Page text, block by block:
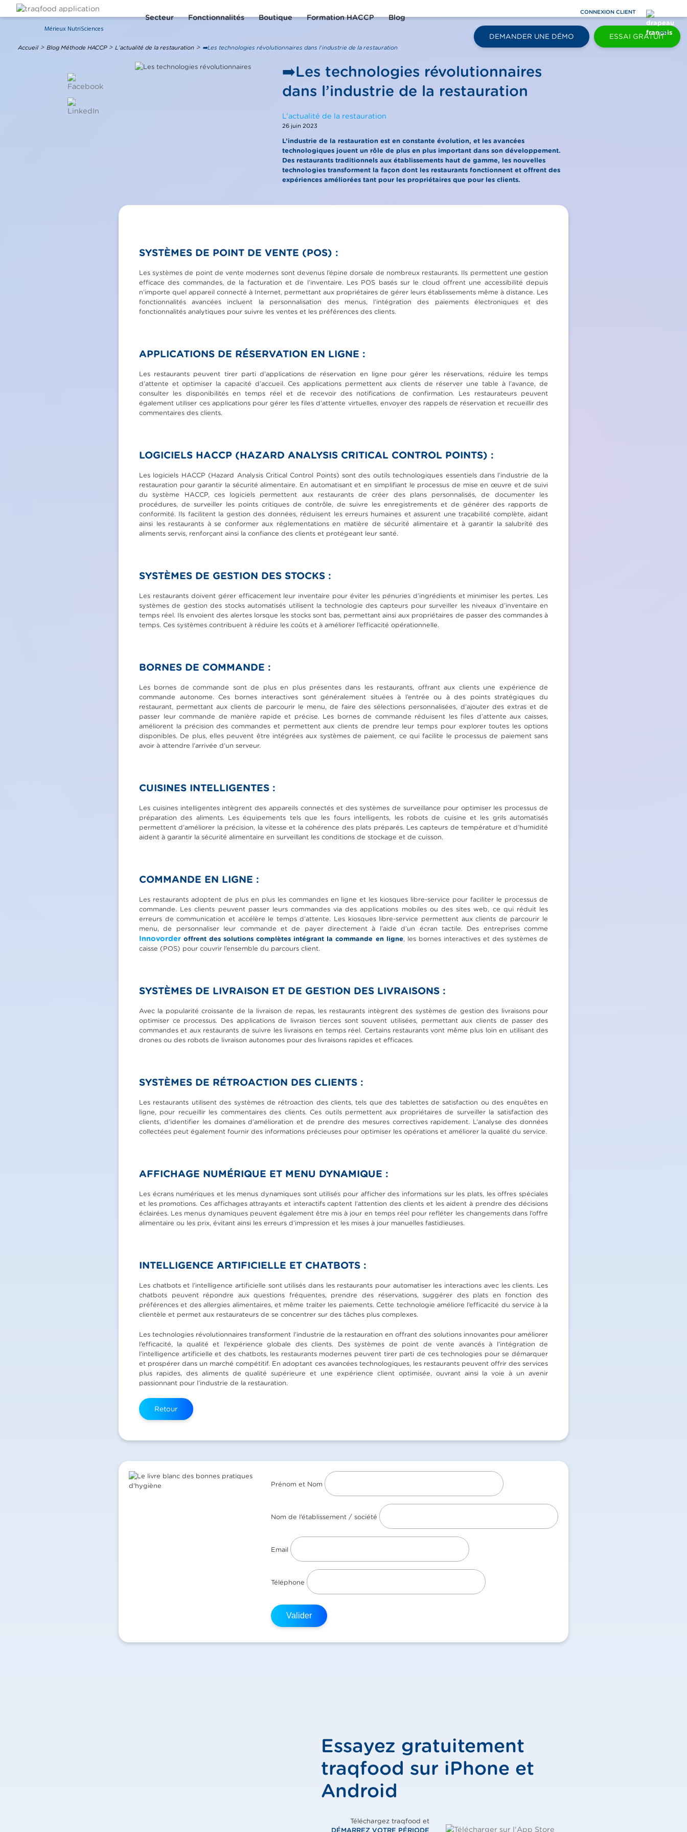
Mérieux NutriSciences
CONNEXION CLIENT
FR
DEMANDER UNE DÉMO ESSAI GRATUIT
Secteur Fonctionnalités Boutique Formation HACCP Blog
Accueil> Blog Méthode HACCP> L’actualité de la restauration > ➡️Les technologies révolutionnaires dans l’industrie de la restauration
➡️Les technologies révolutionnaires
dans l’industrie de la restauration
L’actualité de la restauration
26 juin 2023
L’industrie de la restauration est en constante évolution, et les avancées
technologiques jouent un rôle de plus en plus important dans son développement.
Des restaurants traditionnels aux établissements haut de gamme, les nouvelles
technologies transforment la façon dont les restaurants fonctionnent et offrent des
expériences améliorées tant pour les propriétaires que pour les clients.
SYSTÈMES DE POINT DE VENTE (POS) :
Les systèmes de point de vente modernes sont devenus l’épine dorsale de nombreux restaurants. Ils permettent une gestion
efficace des commandes, de la facturation et de l’inventaire. Les POS basés sur le cloud offrent une accessibilité depuis
n’importe quel appareil connecté à Internet, permettant aux propriétaires de gérer leurs établissements même à distance. Les
fonctionnalités avancées incluent la personnalisation des menus, l’intégration des paiements électroniques et des
fonctionnalités analytiques pour suivre les ventes et les préférences des clients.
APPLICATIONS DE RÉSERVATION EN LIGNE :
Les restaurants peuvent tirer parti d’applications de réservation en ligne pour gérer les réservations, réduire les temps
d’attente et optimiser la capacité d’accueil. Ces applications permettent aux clients de réserver une table à l’avance, de
consulter les disponibilités en temps réel et de recevoir des notifications de confirmation. Les restaurateurs peuvent
également utiliser ces applications pour gérer les files d’attente virtuelles, envoyer des rappels de réservation et recueillir des
commentaires des clients.
LOGICIELS HACCP (HAZARD ANALYSIS CRITICAL CONTROL POINTS) :
Les logiciels HACCP (Hazard Analysis Critical Control Points) sont des outils technologiques essentiels dans l’industrie de la
restauration pour garantir la sécurité alimentaire. En automatisant et en simplifiant le processus de mise en œuvre et de suivi
du système HACCP, ces logiciels permettent aux restaurants de créer des plans personnalisés, de documenter les
procédures, de surveiller les points critiques de contrôle, de suivre les enregistrements et de générer des rapports de
conformité. Ils facilitent la gestion des données, réduisent les erreurs humaines et assurent une traçabilité complète, aidant
ainsi les restaurants à se conformer aux réglementations en matière de sécurité alimentaire et à garantir la salubrité des
aliments servis, renforçant ainsi la confiance des clients et protégeant leur santé.
SYSTÈMES DE GESTION DES STOCKS :
Les restaurants doivent gérer efficacement leur inventaire pour éviter les pénuries d’ingrédients et minimiser les pertes. Les
systèmes de gestion des stocks automatisés utilisent la technologie des capteurs pour surveiller les niveaux d’inventaire en
temps réel. Ils envoient des alertes lorsque les stocks sont bas, permettant ainsi aux propriétaires de passer des commandes à
temps. Ces systèmes contribuent à réduire les coûts et à améliorer l’efficacité opérationnelle.
BORNES DE COMMANDE :
Les bornes de commande sont de plus en plus présentes dans les restaurants, offrant aux clients une expérience de
commande autonome. Ces bornes interactives sont généralement situées à l’entrée ou à des points stratégiques du
restaurant, permettant aux clients de parcourir le menu, de faire des sélections personnalisées, d’ajouter des extras et de
passer leur commande de manière rapide et précise. Les bornes de commande réduisent les files d’attente aux caisses,
améliorent la précision des commandes et permettent aux clients de prendre leur temps pour explorer toutes les options
disponibles. De plus, elles peuvent être intégrées aux systèmes de paiement, ce qui facilite le processus de paiement sans
avoir à attendre l’arrivée d’un serveur.
CUISINES INTELLIGENTES :
Les cuisines intelligentes intègrent des appareils connectés et des systèmes de surveillance pour optimiser les processus de
préparation des aliments. Les équipements tels que les fours intelligents, les robots de cuisine et les grils automatisés
permettent d’améliorer la précision, la vitesse et la cohérence des plats préparés. Les capteurs de température et d’humidité
aident à garantir la sécurité alimentaire en surveillant les conditions de stockage et de cuisson.
COMMANDE EN LIGNE :
Les restaurants adoptent de plus en plus les commandes en ligne et les kiosques libre-service pour faciliter le processus de
commande. Les clients peuvent passer leurs commandes via des applications mobiles ou des sites web, ce qui réduit les
erreurs de communication et accélère le temps d’attente. Les kiosques libre-service permettent aux clients de parcourir le
menu, de personnaliser leur commande et de payer directement à l’aide d’un écran tactile. Des entreprises comme
Innovorder offrent des solutions complètes intégrant la commande en ligne, les bornes interactives et des systèmes de
caisse (POS) pour couvrir l’ensemble du parcours client.
SYSTÈMES DE LIVRAISON ET DE GESTION DES LIVRAISONS :
Avec la popularité croissante de la livraison de repas, les restaurants intègrent des systèmes de gestion des livraisons pour
optimiser ce processus. Des applications de livraison tierces sont souvent utilisées, permettant aux clients de passer des
commandes et aux restaurants de suivre les livraisons en temps réel. Certains restaurants vont même plus loin en utilisant des
drones ou des robots de livraison autonomes pour des livraisons rapides et efficaces.
SYSTÈMES DE RÉTROACTION DES CLIENTS :
Les restaurants utilisent des systèmes de rétroaction des clients, tels que des tablettes de satisfaction ou des enquêtes en
ligne, pour recueillir les commentaires des clients. Ces outils permettent aux propriétaires de surveiller la satisfaction des
clients, d’identifier les domaines d’amélioration et de prendre des mesures correctives rapidement. L’analyse des données
collectées peut également fournir des informations précieuses pour optimiser les opérations et améliorer la qualité du service.
AFFICHAGE NUMÉRIQUE ET MENU DYNAMIQUE :
Les écrans numériques et les menus dynamiques sont utilisés pour afficher des informations sur les plats, les offres spéciales
et les promotions. Ces affichages attrayants et interactifs captent l’attention des clients et les aident à prendre des décisions
éclairées. Les menus dynamiques peuvent également être mis à jour en temps réel pour refléter les changements dans l’offre
alimentaire ou les prix, évitant ainsi les erreurs d’impression et les mises à jour manuelles fastidieuses.
INTELLIGENCE ARTIFICIELLE ET CHATBOTS :
Les chatbots et l’intelligence artificielle sont utilisés dans les restaurants pour automatiser les interactions avec les clients. Les
chatbots peuvent répondre aux questions fréquentes, prendre des réservations, suggérer des plats en fonction des
préférences et des allergies alimentaires, et même traiter les paiements. Cette technologie améliore l’efficacité du service à la
clientèle et permet aux restaurateurs de se concentrer sur des tâches plus complexes.
Les technologies révolutionnaires transforment l’industrie de la restauration en offrant des solutions innovantes pour améliorer
l’efficacité, la qualité et l’expérience globale des clients. Des systèmes de point de vente avancés à l’intégration de
l’intelligence artificielle et des chatbots, les restaurants modernes peuvent tirer parti de ces technologies pour se démarquer
et prospérer dans un marché compétitif. En adoptant ces avancées technologiques, les restaurants peuvent offrir des services
plus rapides, des aliments de qualité supérieure et une expérience client optimisée, ouvrant ainsi la voie à un avenir
passionnant pour l’industrie de la restauration.
Retour
Prénom et Nom
Nom de l’établissement / société
Email
Téléphone
Valider
Essayez gratuitement
traqfood sur iPhone et
Android
Téléchargez traqfood et
DÉMARREZ VOTRE PÉRIODE